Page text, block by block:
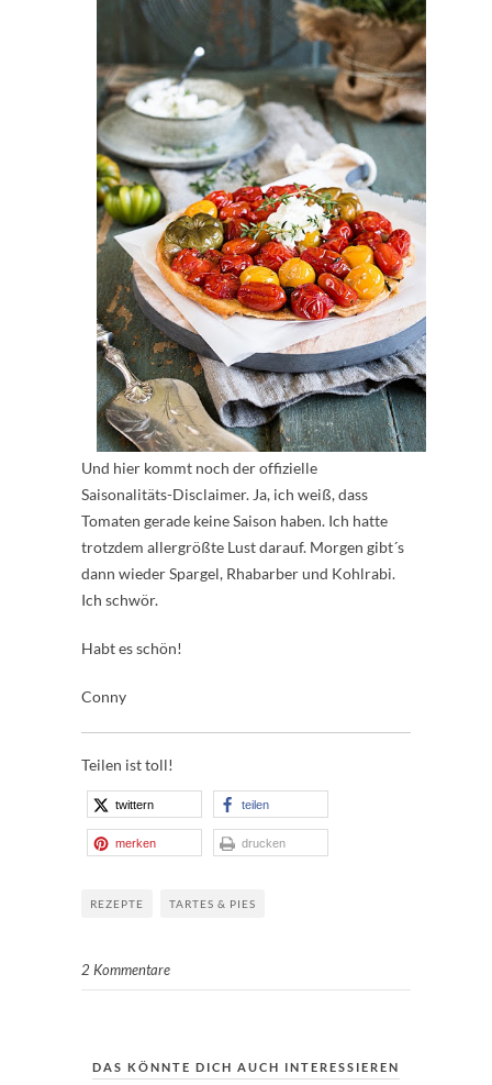
Und hier kommt noch der offizielle
Saisonalitäts-Disclaimer. Ja, ich weiß, dass
Tomaten gerade keine Saison haben. Ich hatte
trotzdem allergrößte Lust darauf. Morgen gibt´s
dann wieder Spargel, Rhabarber und Kohlrabi.
Ich schwör.
Habt es schön!
Conny
Teilen ist toll!
twittern teilen
merken drucken
REZEPTE TARTES & PIES
2 Kommentare
DAS KÖNNTE DICH AUCH INTERESSIEREN